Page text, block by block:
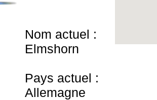
Nom actuel :
Elmshorn
Pays actuel :
Allemagne